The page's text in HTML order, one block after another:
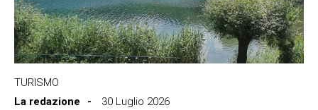
TURISMO
La redazione
30 Luglio 2026